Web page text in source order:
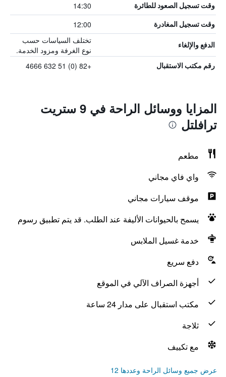
وقت تسجيل الصعود للطائرة 14:30
وقت تسجيل المغادرة 12:00
الدفع والإلغاء
تختلف السياسات حسب
نوع الغرفة ومزود الخدمة.
رقم مكتب الاستقبال +82 (0) 51 632 4666
المزايا ووسائل الراحة في 9 ستريت
ترافلتل
مطعم
واي فاي مجاني
موقف سيارات مجاني
يسمح بالحيوانات الأليفة عند الطلب. قد يتم تطبيق رسوم
خدمة غسيل الملابس
دفع سريع
أجهزة الصراف الآلي في الموقع
مكتب استقبال على مدار 24 ساعة
ثلاجة
مع تكييف
عرض جميع وسائل الراحة وعددها 12